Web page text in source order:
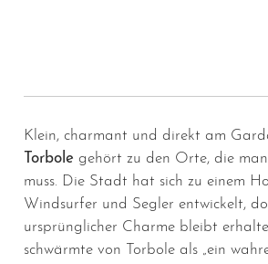
Klein, charmant und direkt am
Torbole gehört zu den Orte, die
muss. Die Stadt hat sich zu einem
Windsurfer und Segler entwickelt,
ursprünglicher Charme bleibt
schwärmte von Torbole als „ein